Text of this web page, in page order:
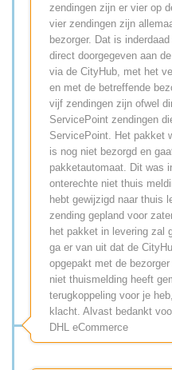
zendingen zijn er vier op
vier zendingen zijn
bezorger. Dat is
direct doorgegeven aan
via de CityHub, met het
en met de betreffende
vijf zendingen zijn ofwel
ServicePoint zendingen
ServicePoint. Het pakket
is nog niet bezorgd en
pakketautomaat. Dit was
onterechte niet thuis
hebt gewijzigd naar thuis
zending gepland voor
het pakket in levering zal
ga er van uit dat de
opgepakt met de
niet thuismelding heeft
terugkoppeling voor je
klacht. Alvast bedankt
DHL eCommerce